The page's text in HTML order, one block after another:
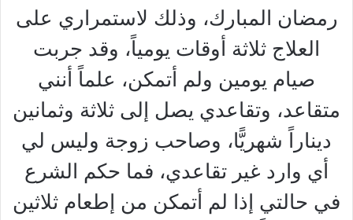
رمضان المبارك، وذلك لاستمراري على
العلاج ثلاثة أوقات يومياً، وقد جربت
صيام يومين ولم أتمكن، علماً أنني
متقاعد، وتقاعدي يصل إلى ثلاثة وثمانين
ديناراً شهريًّا، وصاحب زوجة وليس لي
أي وارد غير تقاعدي، فما حكم الشرع
في حالتي إذا لم أتمكن من إطعام ثلاثين